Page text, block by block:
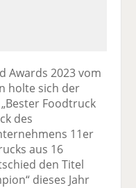
Awards 2023 vom
holte sich der
Foodtruck
des
11er
aus 16
den Titel
dieses Jahr